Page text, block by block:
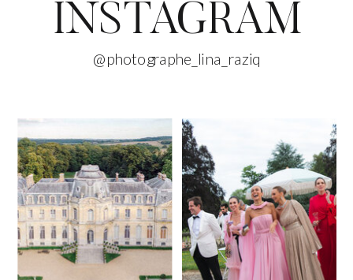
INSTAGRAM
@photographe_lina_raziq